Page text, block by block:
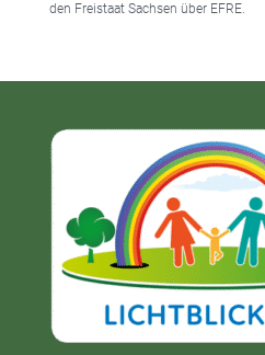
den Freistaat Sachsen über EFRE.